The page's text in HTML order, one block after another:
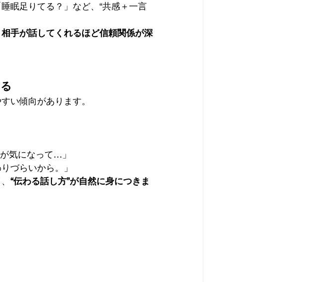
眠足りてる？」など、“共感＋一言
相手が話してくれるほど信頼関係が深
い傾向があります。
気になって…」
づらいから。」
“伝わる話し方”が自然に身につきま